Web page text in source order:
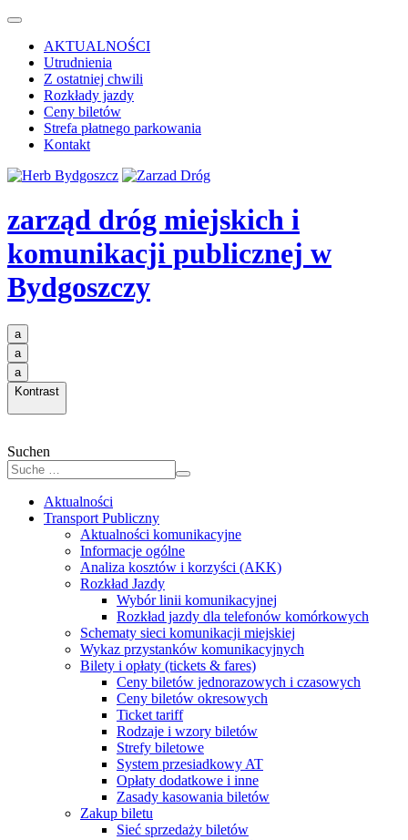
AKTUALNOŚCI
Utrudnienia
Z ostatniej chwili
Rozkłady jazdy
Ceny biletów
Strefa płatnego parkowania
Kontakt
zarząd dróg miejskich i
komunikacji publicznej w
Bydgoszczy
a
a
a
Kontrast
Suchen
Aktualności
Transport Publiczny
Aktualności komunikacyjne
Informacje ogólne
Analiza kosztów i korzyści (AKK)
Rozkład Jazdy
Wybór linii komunikacyjnej
Rozkład jazdy dla telefonów komórkowych
Schematy sieci komunikacji miejskiej
Wykaz przystanków komunikacyjnych
Bilety i opłaty (tickets & fares)
Ceny biletów jednorazowych i czasowych
Ceny biletów okresowych
Ticket tariff
Rodzaje i wzory biletów
Strefy biletowe
System przesiadkowy AT
Opłaty dodatkowe i inne
Zasady kasowania biletów
Zakup biletu
Sieć sprzedaży biletów